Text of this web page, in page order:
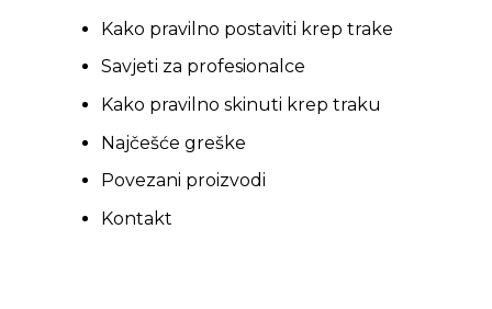
Kako pravilno postaviti krep trake
Savjeti za profesionalce
Kako pravilno skinuti krep traku
Najčešće greške
Povezani proizvodi
Kontakt